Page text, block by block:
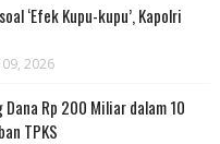
‘Efek Kupu-kupu’, Kapolri
2026
Rp 200 Miliar dalam 10
TPKS